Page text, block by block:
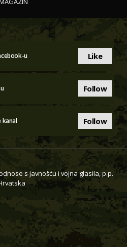
u Like
Follow
kanal Follow
s javnošću i vojna glasila, p.p.